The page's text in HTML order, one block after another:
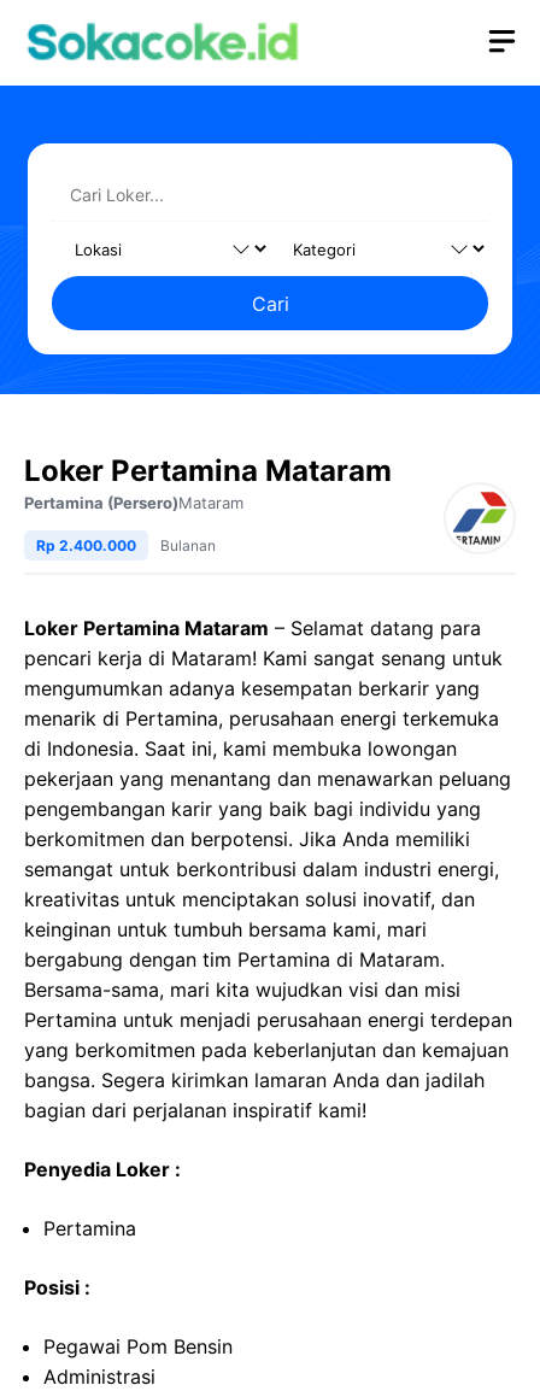
Cari
Loker Pertamina Mataram
Pertamina (Persero)Mataram
Rp 2.400.000 Bulanan
Loker Pertamina Mataram – Selamat datang para
pencari kerja di Mataram! Kami sangat senang untuk
mengumumkan adanya kesempatan berkarir yang
menarik di Pertamina, perusahaan energi terkemuka
di Indonesia. Saat ini, kami membuka lowongan
pekerjaan yang menantang dan menawarkan peluang
pengembangan karir yang baik bagi individu yang
berkomitmen dan berpotensi. Jika Anda memiliki
semangat untuk berkontribusi dalam industri energi,
kreativitas untuk menciptakan solusi inovatif, dan
keinginan untuk tumbuh bersama kami, mari
bergabung dengan tim Pertamina di Mataram.
Bersama-sama, mari kita wujudkan visi dan misi
Pertamina untuk menjadi perusahaan energi terdepan
yang berkomitmen pada keberlanjutan dan kemajuan
bangsa. Segera kirimkan lamaran Anda dan jadilah
bagian dari perjalanan inspiratif kami!
Penyedia Loker :
Pertamina
Posisi :
Pegawai Pom Bensin
Administrasi